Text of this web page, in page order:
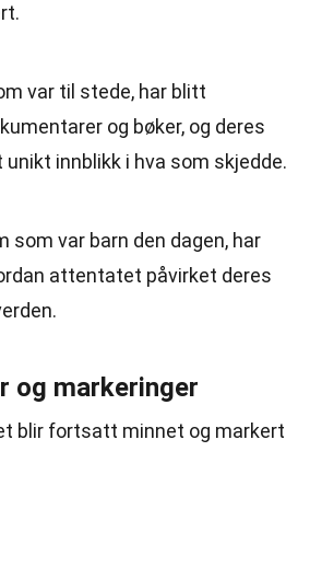
var til stede, har blitt
og bøker, og deres
unikt innblikk i hva som skjedde.
som var barn den dagen, har
attentatet påvirket deres
og markeringer
blir fortsatt minnet og markert